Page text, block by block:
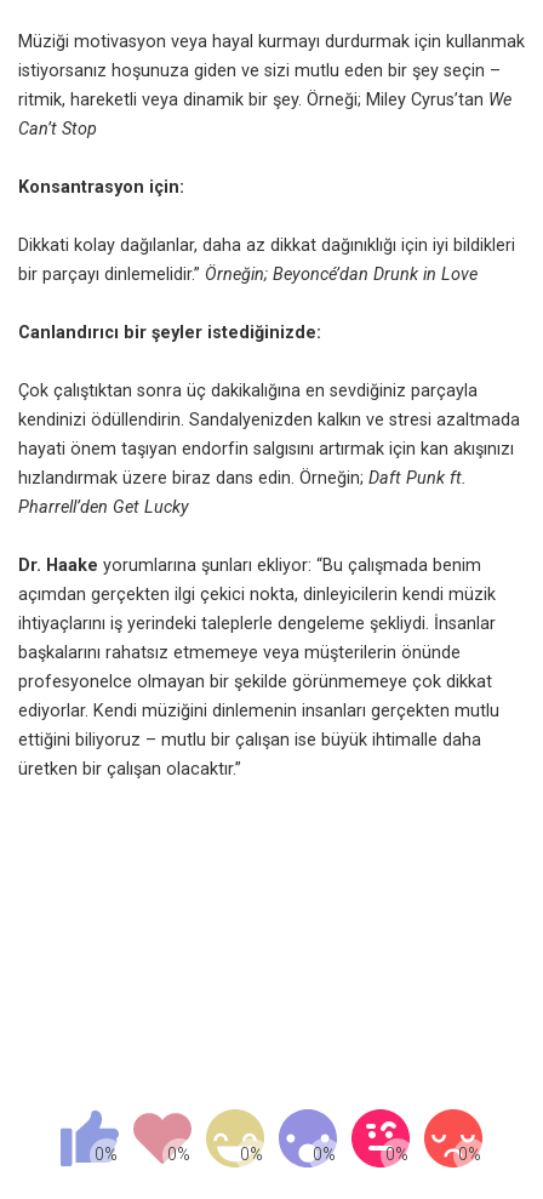
Müziği motivasyon veya hayal kurmayı durdurmak için kullanmak
istiyorsanız hoşunuza giden ve sizi mutlu eden bir şey seçin –
ritmik, hareketli veya dinamik bir şey. Örneği; Miley Cyrus’tan We
Can’t Stop
Konsantrasyon için:
Dikkati kolay dağılanlar, daha az dikkat dağınıklığı için iyi bildikleri
bir parçayı dinlemelidir.” Örneğin; Beyoncé’dan Drunk in Love
Canlandırıcı bir şeyler istediğinizde:
Çok çalıştıktan sonra üç dakikalığına en sevdiğiniz parçayla
kendinizi ödüllendirin. Sandalyenizden kalkın ve stresi azaltmada
hayati önem taşıyan endorfin salgısını artırmak için kan akışınızı
hızlandırmak üzere biraz dans edin. Örneğin; Daft Punk ft.
Pharrell’den Get Lucky
Dr. Haake yorumlarına şunları ekliyor: “Bu çalışmada benim
açımdan gerçekten ilgi çekici nokta, dinleyicilerin kendi müzik
ihtiyaçlarını iş yerindeki taleplerle dengeleme şekliydi. İnsanlar
başkalarını rahatsız etmemeye veya müşterilerin önünde
profesyonelce olmayan bir şekilde görünmemeye çok dikkat
ediyorlar. Kendi müziğini dinlemenin insanları gerçekten mutlu
ettiğini biliyoruz – mutlu bir çalışan ise büyük ihtimalle daha
üretken bir çalışan olacaktır.”